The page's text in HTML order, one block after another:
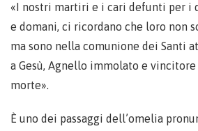
«I nostri martiri e i cari defunti per i
e domani, ci ricordano che loro non
ma sono nella comunione dei Santi
a Gesù, Agnello immolato e
morte».
È uno dei passaggi dell’omelia